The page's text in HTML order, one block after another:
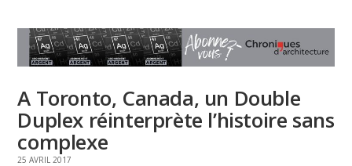
A Toronto, Canada, un Double
Duplex réinterprète l’histoire sans
complexe
25 AVRIL 2017